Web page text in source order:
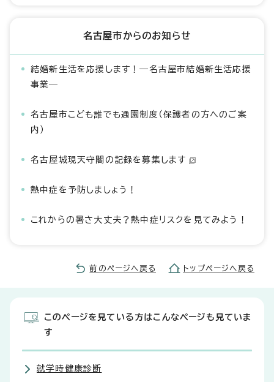
名古屋市からのお知らせ
結婚新生活を応援します！―名古屋市結婚新生活応援
事業―
名古屋市こども誰でも通園制度（保護者の方へのご案
内）
名古屋城現天守閣の記録を募集します
熱中症を予防しましょう！
これからの暑さ大丈夫？熱中症リスクを見てみよう！
前のページへ戻る トップページへ戻る
このページを見ている方はこんなページも見ていま
す
就学時健康診断